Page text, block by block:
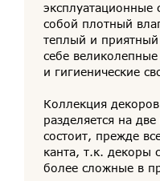
эксплуатационные
собой плотный
теплый и
себе великолепные
и гигиенические
Коллекция
разделяется на
состоит, прежде
канта, т.к. декоры
более сложные в